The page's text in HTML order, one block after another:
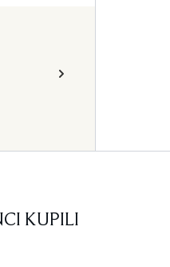
KUPILI